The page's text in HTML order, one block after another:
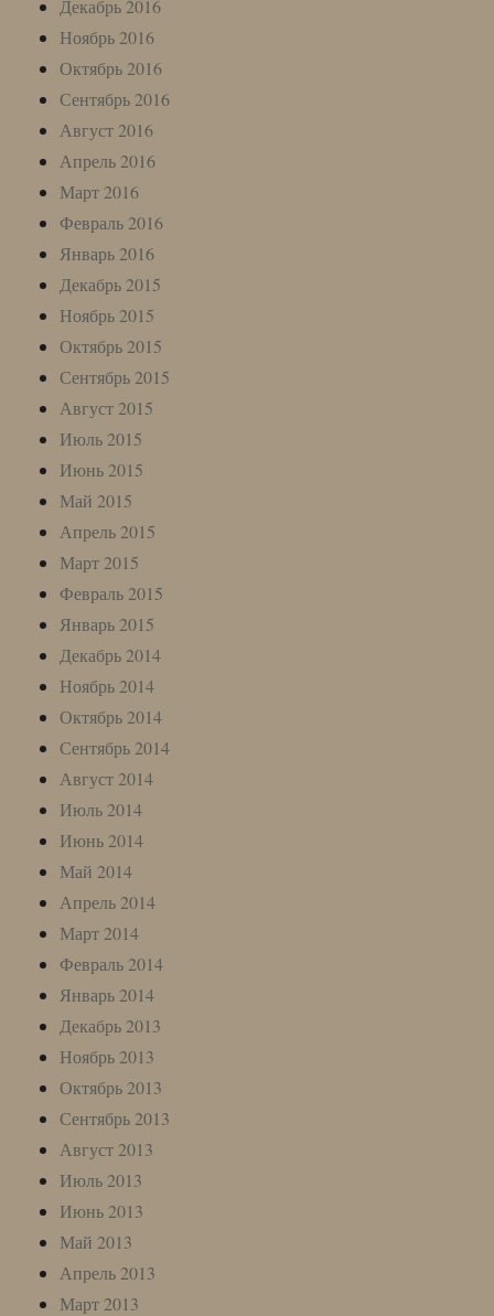
Декабрь 2016
Ноябрь 2016
Октябрь 2016
Сентябрь 2016
Август 2016
Апрель 2016
Март 2016
Февраль 2016
Январь 2016
Декабрь 2015
Ноябрь 2015
Октябрь 2015
Сентябрь 2015
Август 2015
Июль 2015
Июнь 2015
Май 2015
Апрель 2015
Март 2015
Февраль 2015
Январь 2015
Декабрь 2014
Ноябрь 2014
Октябрь 2014
Сентябрь 2014
Август 2014
Июль 2014
Июнь 2014
Май 2014
Апрель 2014
Март 2014
Февраль 2014
Январь 2014
Декабрь 2013
Ноябрь 2013
Октябрь 2013
Сентябрь 2013
Август 2013
Июль 2013
Июнь 2013
Май 2013
Апрель 2013
Март 2013